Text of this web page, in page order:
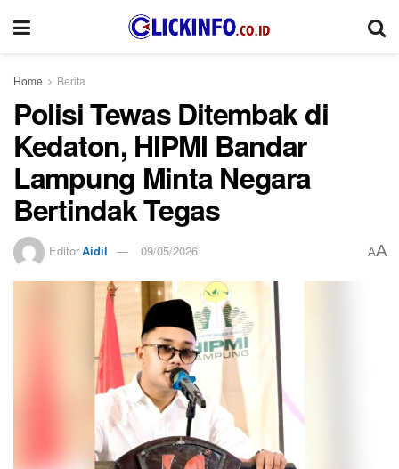
Home Berita
Polisi Tewas Ditembak di
Kedaton, HIPMI Bandar
Lampung Minta Negara
Bertindak Tegas
EditorAidil 09/05/2026 AA